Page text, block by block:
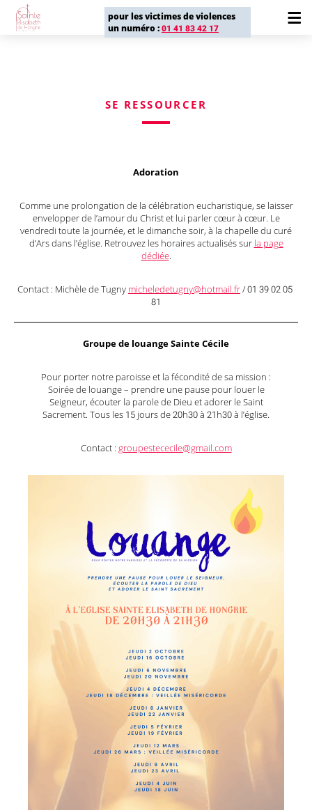
pour les victimes de violences
un numéro :01 41 83 42 17
SE RESSOURCER
Adoration
Comme une prolongation de la célébration eucharistique, se laisser
envelopper de l’amour du Christ et lui parler cœur à cœur. Le
vendredi toute la journée, et le dimanche soir, à la chapelle du curé
d’Ars dans l’église. Retrouvez les horaires actualisés sur la page
dédiée.
Contact : Michèle de Tugny micheledetugny@hotmail.fr/ 01 39 02 05
81
Groupe de louange Sainte Cécile
Pour porter notre paroisse et la fécondité de sa mission :
Soirée de louange – prendre une pause pour louer le
Seigneur, écouter la parole de Dieu et adorer le Saint
Sacrement. Tous les 15 jours de 20h30 à 21h30 à l’église.
Contact : groupestececile@gmail.com